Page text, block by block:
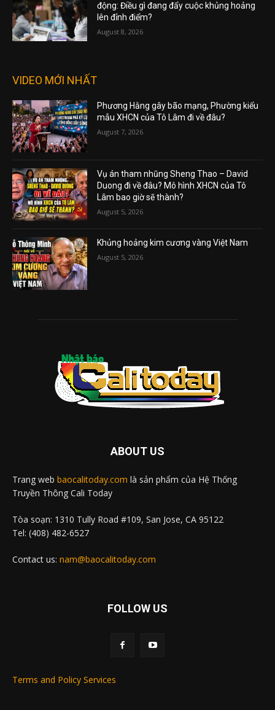
động: Điều gì đang đẩy cuộc khủng hoảng
lên đỉnh điểm?
August 8, 2026
VIDEO MỚI NHẤT
Phương Hằng gây bão mạng, Phường kiểu
mẫu XHCN của Tô Lâm đi về đâu?
August 7, 2026
Vụ án tham nhũng Sheng Thao – David
Duong đi về đâu? Mô hình XHCN của Tô
Lâm bao giờ sẽ thành?
August 5, 2026
Khủng hoảng kim cương vàng Việt Nam
August 5, 2026
ABOUT US
Trang web baocalitoday.com là sản phẩm của Hệ Thống
Truyền Thông Cali Today
Tòa soạn: 1310 Tully Road #109, San Jose, CA 95122
Tel: (408) 482-6527
Contact us: nam@baocalitoday.com
FOLLOW US
Terms and Policy Services